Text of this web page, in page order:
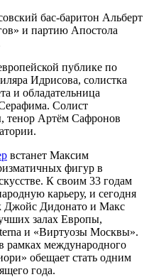
бас-баритон Альберт
и партию Апостола
публике по
Идрисова, солистка
и обладательница
Солист
тенор Артём Сафронов
встанет Максим
фигур в
К своим 33 годам
карьеру, и сегодня
Джойс Дидонато и Макс
залах Европы,
и «Виртуозы Москвы».
рамках международного
обещает стать одним
года.